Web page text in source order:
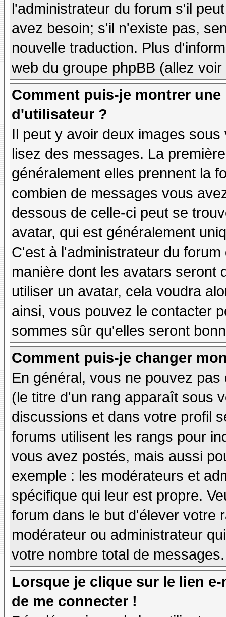
l'administrateur du forum s'il
avez besoin; s'il n'existe pas,
nouvelle traduction. Plus
web du groupe phpBB (allez
Comment puis-je montrer
d'utilisateur ?
Il peut y avoir deux images
lisez des messages. La
généralement elles prennent la
combien de messages vous
dessous de celle-ci peut se
avatar, qui est généralement
C'est à l'administrateur du
manière dont les avatars seront
utiliser un avatar, cela voudra
ainsi, vous pouvez le contacter
sommes sûr qu'elles seront
Comment puis-je changer
En général, vous ne pouvez
(le titre d'un rang apparaît sous
discussions et dans votre profil
forums utilisent les rangs pour
vous avez postés, mais aussi
exemple : les modérateurs et
spécifique qui leur est propre.
forum dans le but d'élever votre
modérateur ou administrateur
votre nombre total de messages.
Lorsque je clique sur le lien
de me connecter !